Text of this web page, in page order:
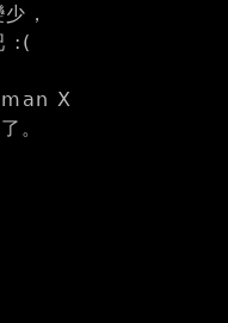
，
:(
X
。